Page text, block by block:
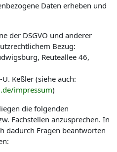
Daten erheben und
der DSGVO und anderer
Bezug:
Reuteallee 46,
Keßler (siehe auch:
impressum)
die folgenden
Fachstellen anzusprechen. In
dadurch Fragen beantworten